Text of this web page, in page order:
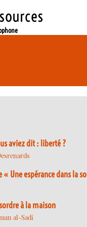
aviez dit : liberté ?
« Une espérance dans la
à la maison
al-Sadi